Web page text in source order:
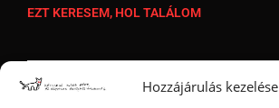
Hozzájárulás kezelése
EZT KERESEM, HOL TALÁLOM